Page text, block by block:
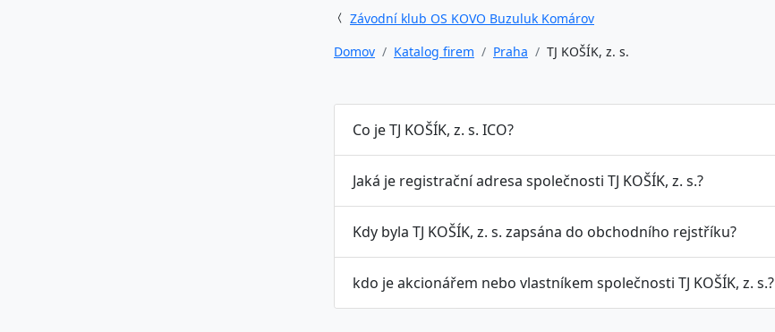
Závodní klub OS KOVO Buzuluk Komárov
Domov
Katalog firem Praha TJ KOŠÍK, z. s.
Co je TJ KOŠÍK, z. s. ICO?
Jaká je registrační adresa společnosti TJ KOŠÍK, z. s.?
Kdy byla TJ KOŠÍK, z. s. zapsána do obchodního rejstříku?
kdo je akcionářem nebo vlastníkem společnosti TJ KOŠÍK, z. s.?